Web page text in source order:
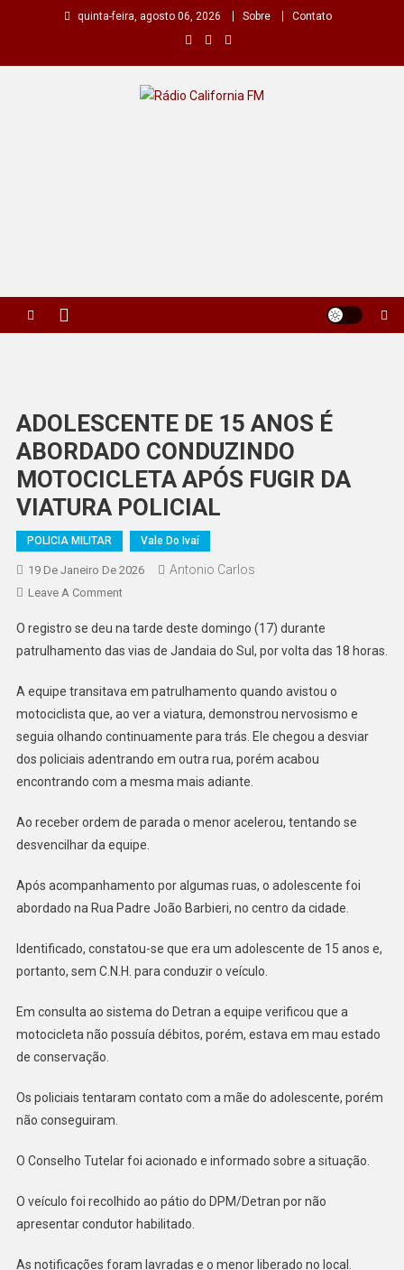
quinta-feira, agosto 06, 2026 Sobre Contato
ADOLESCENTE DE 15 ANOS É
ABORDADO CONDUZINDO
MOTOCICLETA APÓS FUGIR DA
VIATURA POLICIAL
POLICIA MILITAR Vale Do Ivaí
19 De Janeiro De 2026 Antonio Carlos
Leave A CommentOn
DE
15
É
ABORDADO
CONDUZINDO
MOTOCICLETA
APÓS
DA
VIATURA
O registro se deu na tarde deste domingo (17) durante
patrulhamento das vias de Jandaia do Sul, por volta das 18 horas.
A equipe transitava em patrulhamento quando avistou o
motociclista que, ao ver a viatura, demonstrou nervosismo e
seguia olhando continuamente para trás. Ele chegou a desviar
dos policiais adentrando em outra rua, porém acabou
encontrando com a mesma mais adiante.
Ao receber ordem de parada o menor acelerou, tentando se
desvencilhar da equipe.
Após acompanhamento por algumas ruas, o adolescente foi
abordado na Rua Padre João Barbieri, no centro da cidade.
Identificado, constatou-se que era um adolescente de 15 anos e,
portanto, sem C.N.H. para conduzir o veículo.
Em consulta ao sistema do Detran a equipe verificou que a
motocicleta não possuía débitos, porém, estava em mau estado
de conservação.
Os policiais tentaram contato com a mãe do adolescente, porém
não conseguiram.
O Conselho Tutelar foi acionado e informado sobre a situação.
O veículo foi recolhido ao pátio do DPM/Detran por não
apresentar condutor habilitado.
As notificações foram lavradas e o menor liberado no local.